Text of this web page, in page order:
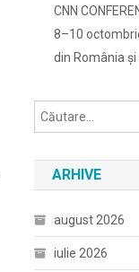
CNN
8–10
din România
ARHIVE
august 2026
iulie 2026